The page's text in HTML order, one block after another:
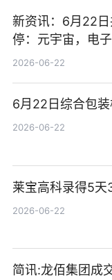
新资讯：6月22
停：元宇宙，电
概念热股
2026-06-22
6月22日综合包
2026-06-22
莱宝高科录得5天
2026-06-22
简讯:龙佰集团成